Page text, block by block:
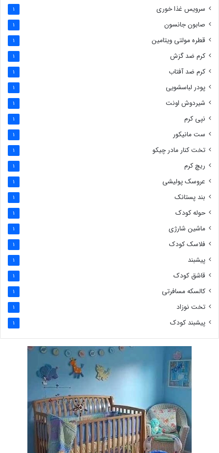
سرویس غذا خوری 1
صابون جانسون 1
قطره مولتی ویتامین 1
کرم ضد گزش 1
کرم ضد آفتاب 1
پودر لباسشویی 1
شیردوش اونت 1
نپی کرم 1
ست مانیکور 1
تخت کنار مادر چیکو 1
ریچ کرم 1
عروسک پولیشی 1
بند پستانک 1
حوله کودک 1
ماشین شارژی 1
فلاسک کودک 1
پیشبند 1
قاشق کودک 1
کالسکه مسافرتی 1
تخت نوزاد 1
پیشبند کودک 1